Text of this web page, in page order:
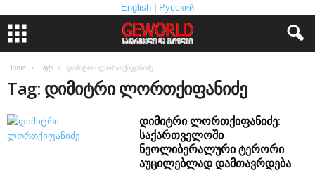
English Русский
Home Tags დიმიტრი ლორთქიფანიძე
Tag: დიმიტრი ლორთქიფანიძე
დიმიტრი ლორთქიფანიძე:
საქართველოში
ნეოლიბერალური ტერორი
აუცილებლად დამთავრდება